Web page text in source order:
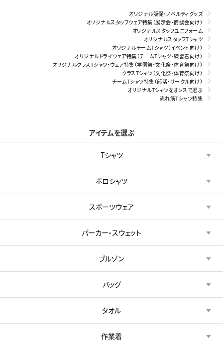
オリジナル販促・ノベルティグッズ
オリジナルスタッフウェア特集（展示会・商談会向け）
オリジナルスタッフユニフォーム
オリジナルスタッフTシャツ
オリジナルチームTシャツ（イベント向け）
オリジナルドライウェア特集（チームTシャツ・練習着向け）
オリジナルクラスTシャツ・ウェア特集（学園祭・文化祭・体育祭向け）
クラスTシャツ（文化祭・体育祭向け）
チームTシャツ特集（部活・サークル向け）
オリジナルTシャツをオンスで選ぶ
売れ筋Tシャツ特集
アイテムを選ぶ
Tシャツ
ポロシャツ
スポーツウェア
パーカー・スウェット
ブルゾン
バッグ
タオル
作業着